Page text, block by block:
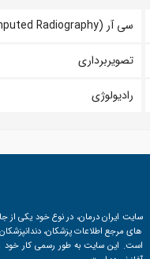
سی آر (CR Computed Radiography)
تصویربرداری
رادیولوژی
سایت ایران درمان، در نوع خود یکی از
های مرجع اطلاعات پزشکان،